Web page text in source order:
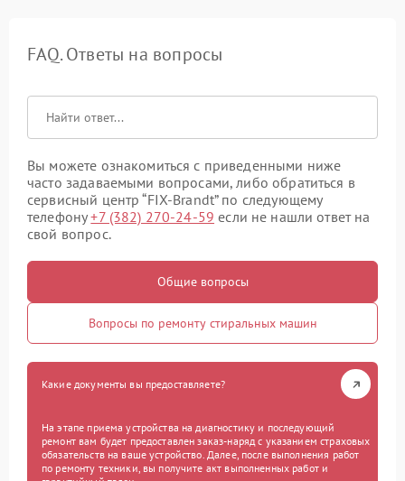
FAQ. Ответы на вопросы
Вы можете ознакомиться с приведенными ниже
часто задаваемыми вопросами, либо обратиться в
сервисный центр “FIX-Brandt” по следующему
телефону+7 (382) 270-24-59 если не нашли ответ на
свой вопрос.
Общие вопросы
Вопросы по ремонту стиральных машин
Какие документы вы предоставляете?
На этапе приема устройства на диагностику и последующий
ремонт вам будет предоставлен заказ-наряд с указанием страховых
обязательств на ваше устройство. Далее, после выполнения работ
по ремонту техники, вы получите акт выполненных работ и